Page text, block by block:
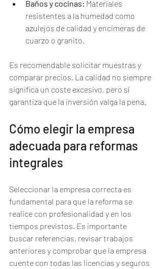
Baños y cocinas: Materiales
resistentes a la humedad como
azulejos de calidad y encimeras de
cuarzo o granito.
Es recomendable solicitar muestras y
comparar precios. La calidad no siempre
significa un coste excesivo, pero sí
garantiza que la inversión valga la pena.
Cómo elegir la empresa
adecuada para reformas
integrales
Seleccionar la empresa correcta es
fundamental para que la reforma se
realice con profesionalidad y en los
tiempos previstos. Es importante
buscar referencias, revisar trabajos
anteriores y comprobar que la empresa
cuente con todas las licencias y seguros